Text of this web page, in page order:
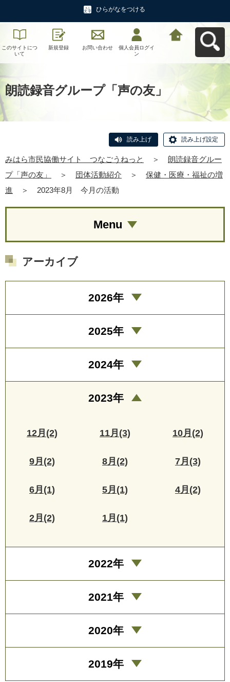
ひらがなをつける
このサイトにつ
いて
新規登録 お問い合わせ
個人会員ログイ
ン
朗読録音グループ「声の友」
読み上げ 読み上げ設定
みはら市民協働サイト つなごうねっと ＞
朗読録音グルー
プ「声の友」
＞ 団体活動紹介 ＞
保健・医療・福祉の増
進
＞ 2023年8月 今月の活動
Menu
アーカイブ
2026年
2025年
2024年
2023年
12月(2) 11月(3) 10月(2)
9月(2) 8月(2) 7月(3)
6月(1) 5月(1) 4月(2)
2月(2) 1月(1)
2022年
2021年
2020年
2019年